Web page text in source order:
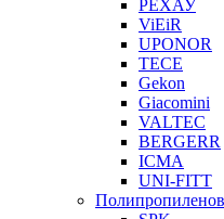
РЕХАУ
ViEiR
UPONOR
TECE
Gekon
Giacomini
VALTEC
BERGERR
ICMA
UNI-FITT